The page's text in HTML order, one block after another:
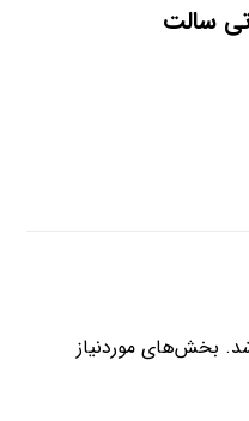
سالت
بخش‌های موردنیاز